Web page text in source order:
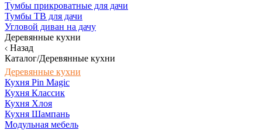
Тумбы прикроватные для дачи
Тумбы ТВ для дачи
Угловой диван на дачу
Деревянные кухни
Назад
Каталог/Деревянные кухни
Деревянные кухни
Кухня Pin Magic
Кухня Классик
Кухня Хлоя
Кухня Шампань
Модульная мебель